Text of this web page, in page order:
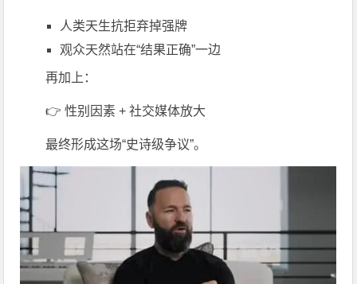
人类天生抗拒弃掉强牌
观众天然站在“结果正确”一边
再加上：
👉 性别因素 + 社交媒体放大
最终形成这场“史诗级争议”。